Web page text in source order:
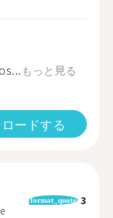
もっと見る
ードする
format_quote 3